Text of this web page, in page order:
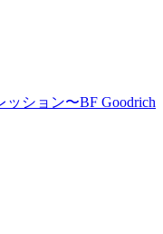
ッション〜BF Goodrich